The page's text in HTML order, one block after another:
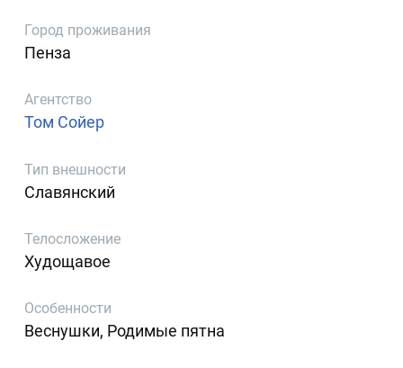
Город проживания
Пенза
Агентство
Том Сойер
Тип внешности
Славянский
Телосложение
Худощавое
Особенности
Веснушки, Родимые пятна